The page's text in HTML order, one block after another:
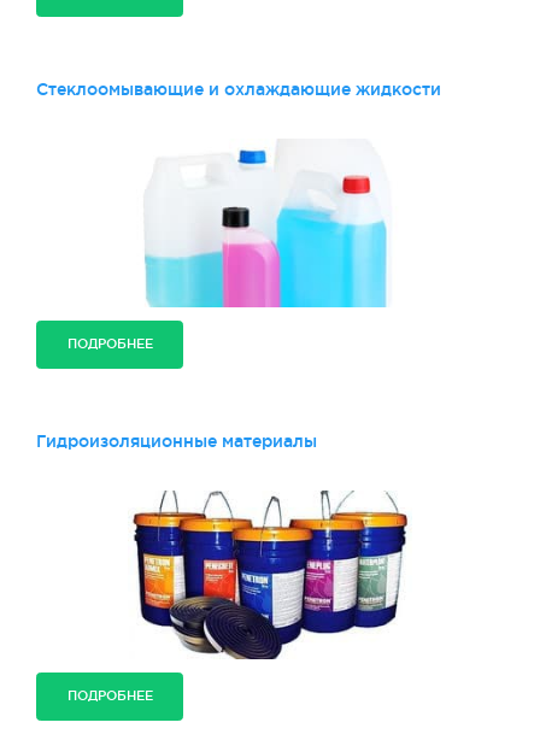
Стеклоомывающие и охлаждающие жидкости
ПОДРОБНЕЕ
Гидроизоляционные материалы
ПОДРОБНЕЕ